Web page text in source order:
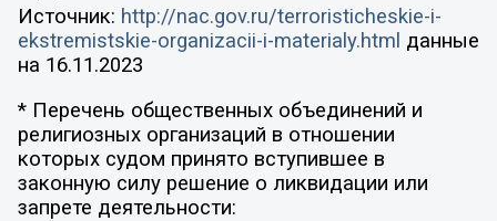
Источник: http://nac.gov.ru/terroristicheskie-i-
ekstremistskie-organizacii-i-materialy.html данные
на 16.11.2023
* Перечень общественных объединений и
религиозных организаций в отношении
которых судом принято вступившее в
законную силу решение о ликвидации или
запрете деятельности: